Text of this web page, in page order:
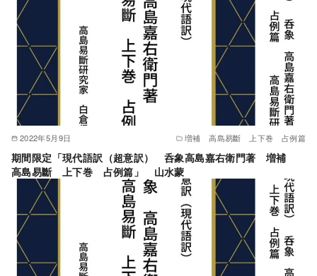
2022年5月9日 増補 高島易斷 上下巻 占例篇
期間限定「現代語訳（超意訳） 呑象高島嘉右衛門著 増補
高島易斷 上下巻 占例篇」 山水蒙